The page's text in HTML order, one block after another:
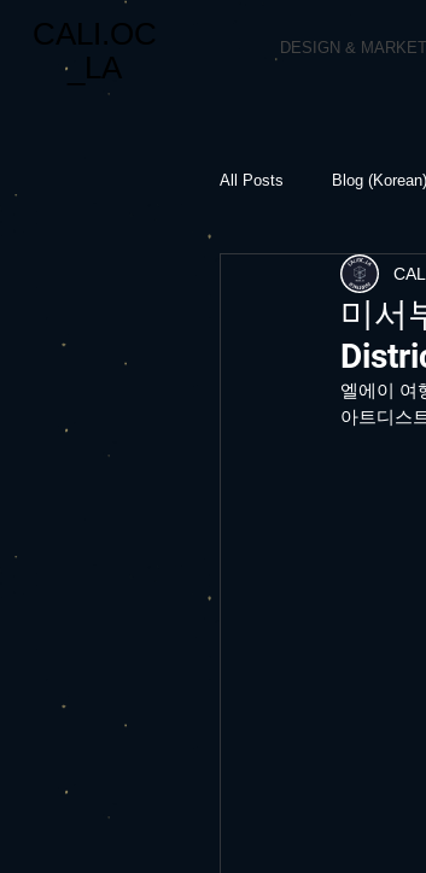
CALI.OC
_LA
DESIGN &
All Posts Blog (Korean)
미서
엘에이 여
아트디스